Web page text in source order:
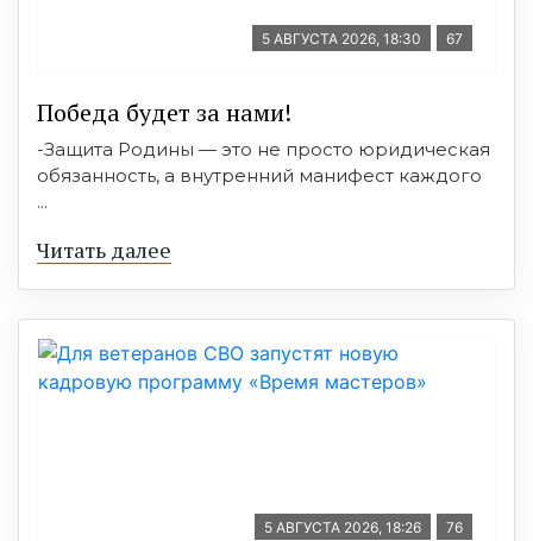
5 АВГУСТА 2026, 18:30 67
Победа будет за нами!
-Защита Родины — это не просто юридическая
обязанность, а внутренний манифест каждого
...
Читать далее
5 АВГУСТА 2026, 18:26 76